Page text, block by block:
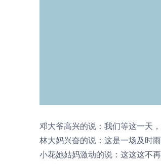
邓大爷高兴的说：我们等这一天，
林大妈兴奋的说：这是一场及时
小花她姑妈激动的说：这这这不